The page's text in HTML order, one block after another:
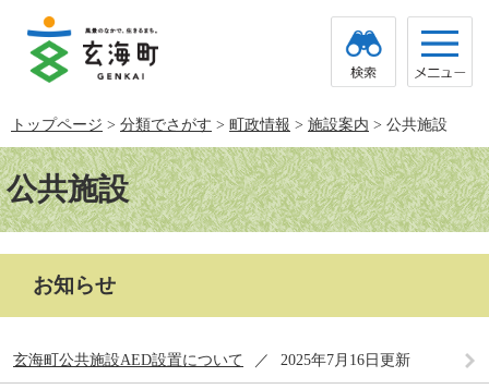
で
す。
ば
し
て
本
文
へ
トップページ > 分類でさがす > 町政情報 > 施設案内 > 公共施設
本
文公共施設
お知らせ
玄海町公共施設AED設置について 2025年7月16日更新